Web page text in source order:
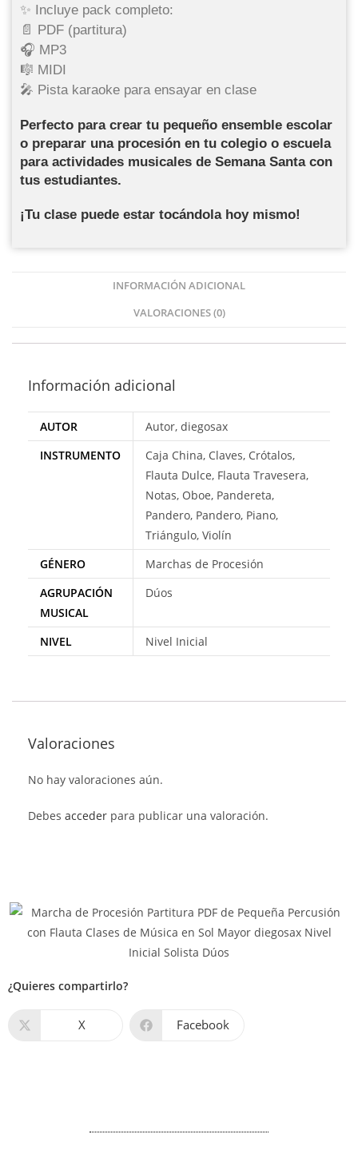
¿Quieres compartirlo?
X Facebook
✨ Incluye pack completo:
📄 PDF (partitura)
🎧 MP3
🎼 MIDI
🎤 Pista karaoke para ensayar en clase
Perfecto para crear tu pequeño ensemble escolar
o preparar una procesión en tu colegio o escuela
para actividades musicales de Semana Santacon
tus estudiantes.
¡Tu clase puede estar tocándola hoy mismo!
INFORMACIÓN ADICIONAL
VALORACIONES (0)
Información adicional
AUTOR
Autor, diegosax
INSTRUMENTO
Caja China, Claves, Crótalos,
Flauta Dulce, Flauta Travesera,
Notas, Oboe, Pandereta,
Pandero, Pandero, Piano,
Triángulo, Violín
GÉNERO
Marchas de Procesión
AGRUPACIÓN
MUSICAL
Dúos
NIVEL Nivel Inicial
Valoraciones
No hay valoraciones aún.
Debes acceder para publicar una valoración.